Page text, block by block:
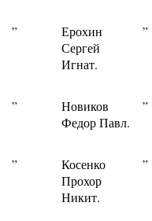
”
Ерохин
Сергей
Игнат.
”
”
Новиков
Федор Павл.
”
”
Косенко
Прохор
Никит.
”